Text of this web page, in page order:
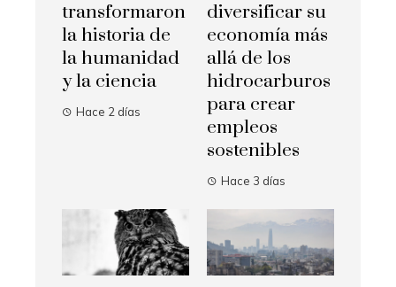
transformaron
la historia de
la humanidad
y la ciencia
Hace 2 días
diversificar su
economía más
allá de los
hidrocarburos
para crear
empleos
sostenibles
Hace 3 días